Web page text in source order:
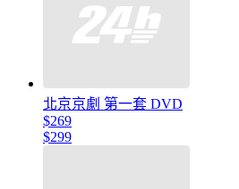
北京京劇 第一套 DVD
$269
$299